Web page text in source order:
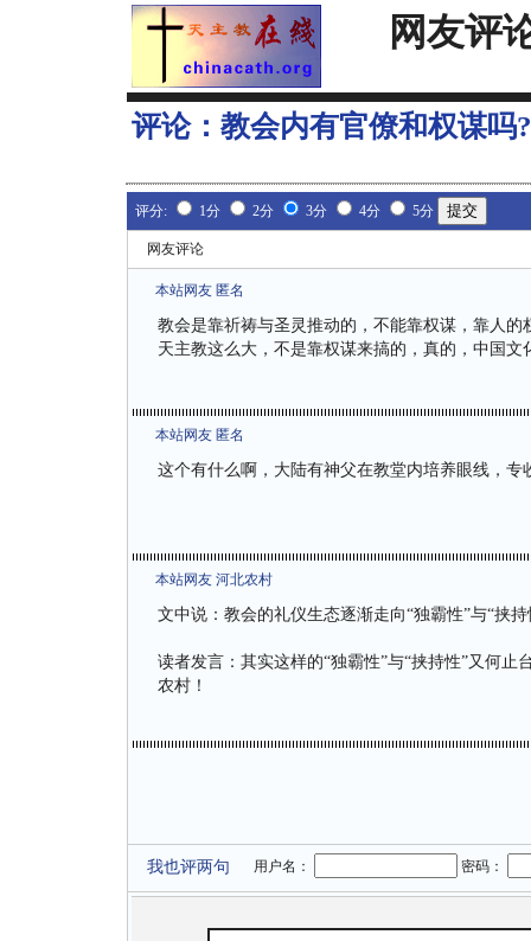
网友评
评论： 教会内有官僚和权谋吗?
评分: 1分 2分 3分 4分 5分
网友评论
本站网友 匿名
教会是靠祈祷与圣灵推动的，不能靠权谋，靠人的
天主教这么大，不是靠权谋来搞的，真的，中国
本站网友 匿名
这个有什么啊，大陆有神父在教堂内培养眼线，专
本站网友 河北农村
文中说：教会的礼仪生态逐渐走向“独霸性”与“挟持
读者发言：其实这样的“独霸性”与“挟持性”又何
农村！
我也评两句 用户名： 密码：